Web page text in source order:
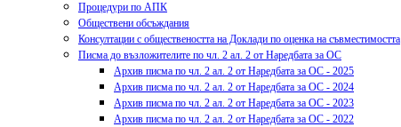
Процедури по АПК
Обществени обсъждания
Консултации с обществеността на Доклади по оценка на съвместимостта
Писма до възложителите по чл. 2 ал. 2 от Наредбата за ОС
Архив писма по чл. 2 ал. 2 от Наредбата за ОС - 2025
Архив писма по чл. 2 ал. 2 от Наредбата за ОС - 2024
Архив писма по чл. 2 ал. 2 от Наредбата за ОС - 2023
Архив писма по чл. 2 ал. 2 от Наредбата за ОС - 2022